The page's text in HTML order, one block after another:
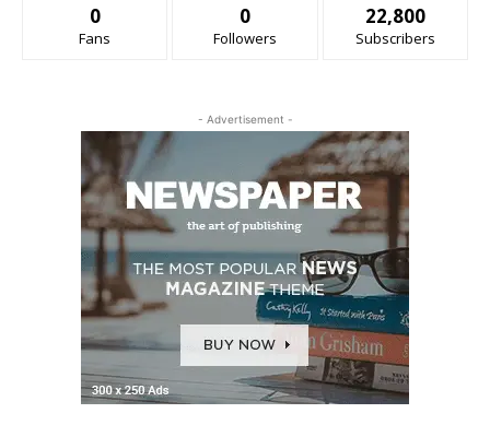
0
Fans
0
Followers
22,800
Subscribers
- Advertisement -